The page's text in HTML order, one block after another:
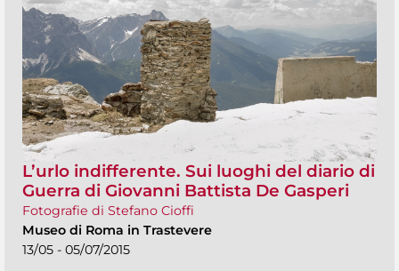
L’urlo indifferente. Sui luoghi del diario di
Guerra di Giovanni Battista De Gasperi
Fotografie di Stefano Cioffi
Museo di Roma in Trastevere
13/05 - 05/07/2015